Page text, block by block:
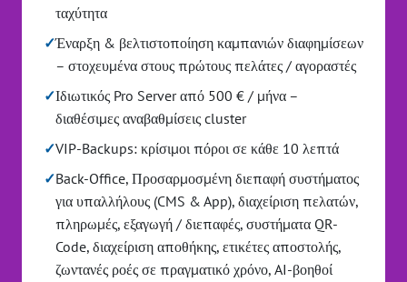
ταχύτητα
✓Έναρξη & βελτιστοποίηση καμπανιών διαφημίσεων
– στοχευμένα στους πρώτους πελάτες / αγοραστές
✓Ιδιωτικός Pro Server από 500 € / μήνα –
διαθέσιμες αναβαθμίσεις cluster
✓VIP-Backups: κρίσιμοι πόροι σε κάθε 10 λεπτά
✓Back-Office, Προσαρμοσμένη διεπαφή συστήματος
για υπαλλήλους (CMS & App), διαχείριση πελατών,
πληρωμές, εξαγωγή / διεπαφές, συστήματα QR-
Code, διαχείριση αποθήκης, ετικέτες αποστολής,
ζωντανές ροές σε πραγματικό χρόνο, AI-βοηθοί